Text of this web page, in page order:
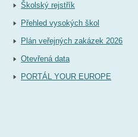
Školský rejstřík
Přehled vysokých škol
Plán veřejných zakázek 2026
Otevřená data
PORTÁL YOUR EUROPE